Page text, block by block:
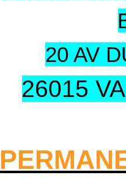
20 AV
26015